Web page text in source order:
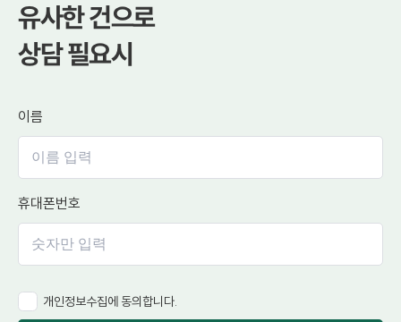
유사한 건으로
상담 필요시
이름
휴대폰번호
개인정보수집에 동의합니다.